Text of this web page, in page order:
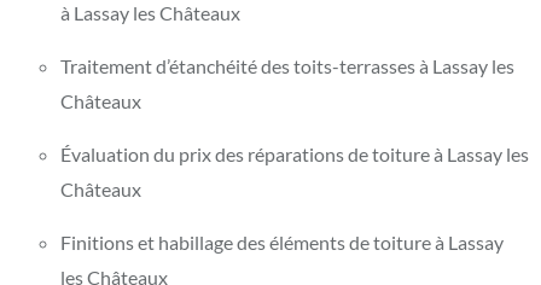
à Lassay les Châteaux
Traitement d’étanchéité des toits-terrasses à Lassay les
Châteaux
Évaluation du prix des réparations de toiture à Lassay les
Châteaux
Finitions et habillage des éléments de toiture à Lassay
les Châteaux